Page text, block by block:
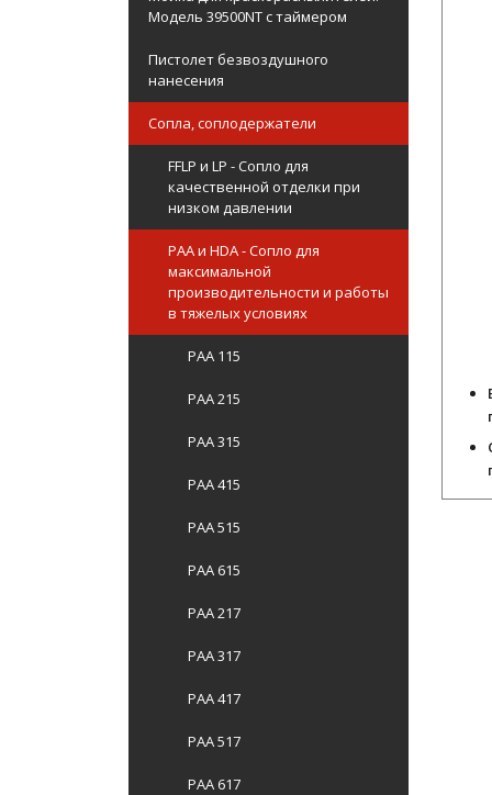
Модель 39500NT с таймером
Пистолет безвоздушного
нанесения
Сопла, соплодержатели
FFLP и LP - Сопло для
качественной отделки при
низком давлении
PAA и HDA - Сопло для
максимальной
производительности и работы
в тяжелых условиях
PAA 115
PAA 215
PAA 315
PAA 415
PAA 515
PAA 615
PAA 217
PAA 317
PAA 417
PAA 517
PAA 617